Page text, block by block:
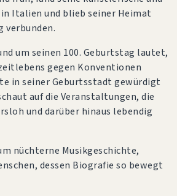
Italien und blieb seiner Heimat
verbunden.
um seinen 100. Geburtstag lautet,
gegen Konventionen
in seiner Geburtsstadt gewürdigt
auf die Veranstaltungen, die
und darüber hinaus lebendig
nüchterne Musikgeschichte,
dessen Biografie so bewegt